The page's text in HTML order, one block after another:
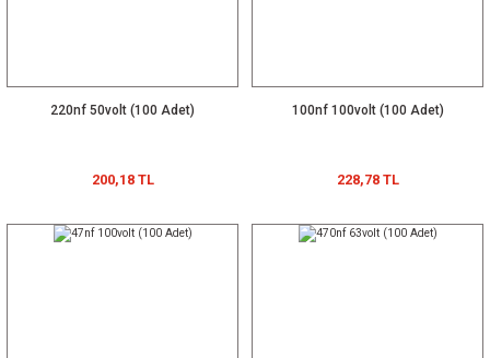
220nf 50volt (100 Adet)
200,18 TL
100nf 100volt (100 Adet)
228,78 TL